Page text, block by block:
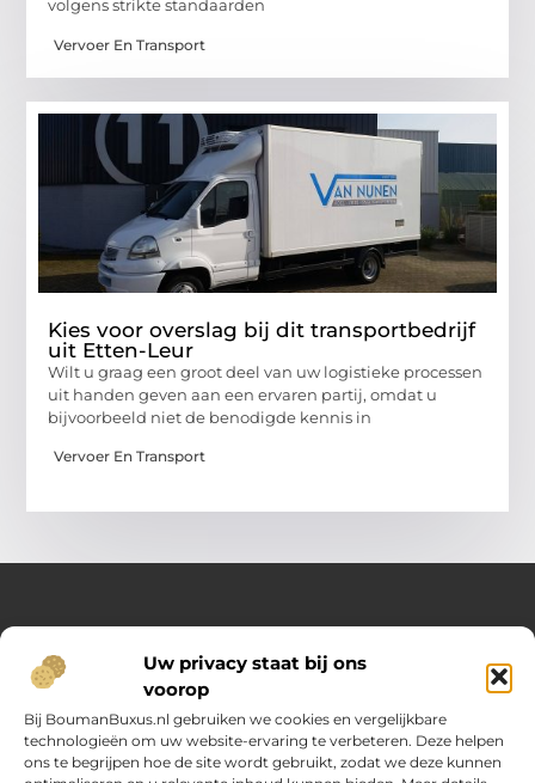
Uw privacy staat bij ons
voorop
Bij BoumanBuxus.nl gebruiken we cookies en vergelijkbare
technologieën om uw website-ervaring te verbeteren. Deze helpen
ons te begrijpen hoe de site wordt gebruikt, zodat we deze kunnen
volgens strikte standaarden
Vervoer En Transport
Kies voor overslag bij dit transportbedrijf
uit Etten-Leur
Wilt u graag een groot deel van uw logistieke processen
uit handen geven aan een ervaren partij, omdat u
bijvoorbeeld niet de benodigde kennis in
Vervoer En Transport
Over Opelweb
Jouw startpunt voor handige tips en inspirerende artikelen
Op Opelweb.nl vind je een gevarieerd aanbod aan blogs en
content die je helpen meer uit je dag te halen – van nuttige
adviezen tot verrassende inzichten voor in het dagelijks leven.